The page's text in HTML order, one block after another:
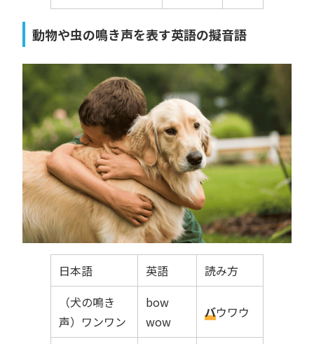
動物や虫の鳴き声を表す英語の擬音語
日本語 英語
読み方
（犬の鳴き
声）ワンワン
bow
wow
バウワウ